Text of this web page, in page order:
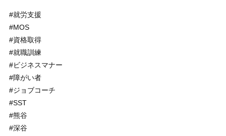
#就労支援
#MOS
#資格取得
#就職訓練
#ビジネスマナー
#障がい者
#ジョブコーチ
#SST
#熊谷
#深谷